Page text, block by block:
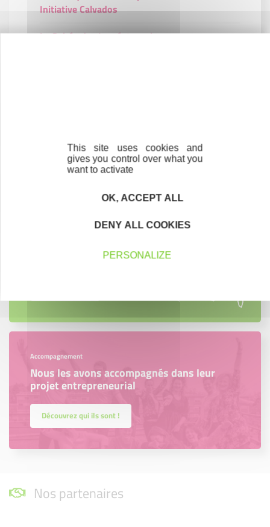
Initiative Calvados
La Soirée des Lauréats en images
Trouvez à qui vous adresser
Accompagnement
Nous les avons accompagnés dans leur
projet entrepreneurial
Découvrez qui ils sont !
Nos partenaires
This site uses cookies and
gives you control over what you
want to activate
OK, ACCEPT ALL
DENY ALL COOKIES
PERSONALIZE